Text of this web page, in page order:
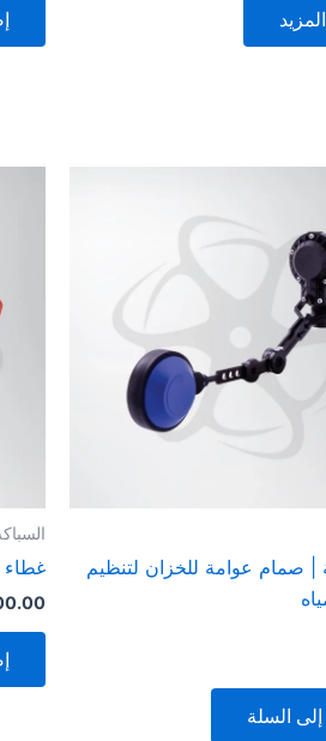
| صمام عوامة للخزان لتنظيم
السلة
غطاء